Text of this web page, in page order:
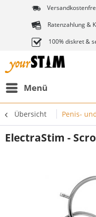
Ratenzahlung &
100% diskret &
Menü
Übersicht Penis-
ElectraStim -